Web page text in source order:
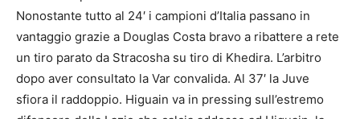
Nonostante tutto al 24′ i campioni d’Italia passano in
vantaggio grazie a Douglas Costa bravo a ribattere a rete
un tiro parato da Stracosha su tiro di Khedira. L’arbitro
dopo aver consultato la Var convalida. Al 37′ la Juve
sfiora il raddoppio. Higuain va in pressing sull’estremo